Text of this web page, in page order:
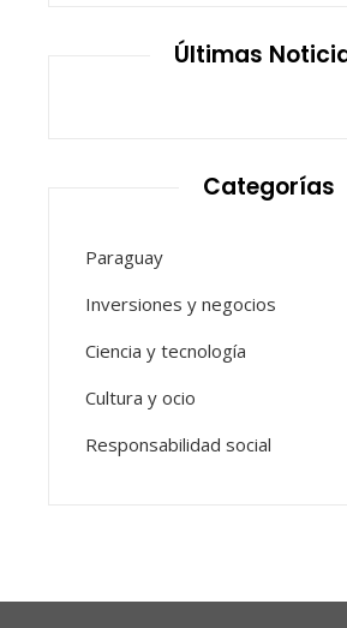
Últimas
Categorías
Paraguay
Inversiones y negocios
Ciencia y tecnología
Cultura y ocio
Responsabilidad social